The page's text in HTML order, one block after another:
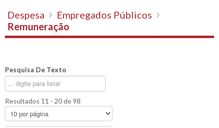
Despesa
Empregados Públicos
Remuneração
Pesquisa De Texto
Resultados 11 - 20 de 98